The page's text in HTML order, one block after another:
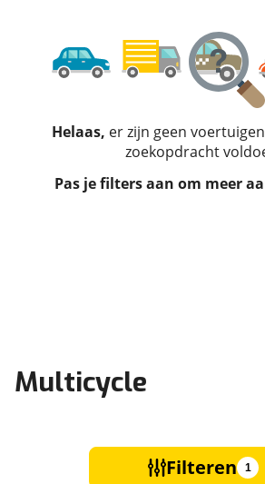
Helaas, er zijn geen
zoekopdracht
Pas je filters aan om meer
Multicycle
Filteren 1